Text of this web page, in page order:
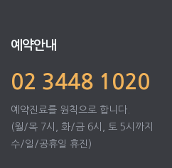
예약안내
02 3448 1020
예약진료를 원칙으로 합니다.
(월/목 7시, 화/금 6시, 토 5시까지
수/일/공휴일 휴진)